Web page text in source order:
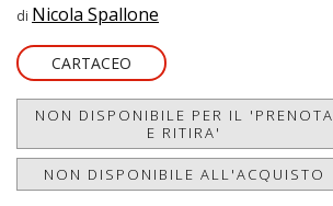
di Nicola Spallone
CARTACEO
NON DISPONIBILE PER IL 'PRENOTA
E RITIRA'
NON DISPONIBILE ALL'ACQUISTO